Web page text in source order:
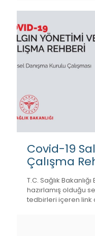
Covid-19
Çalışma
T.C. Sağlık
hazırlamış olduğu
tedbirleri içeren link